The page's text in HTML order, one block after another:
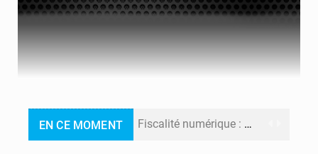
EN CE MOMENT Fiscalité numérique : Seules les startups bénéficient de l’exonération, mais l’arrêté interministériel reste en vigueur (Mise au point)